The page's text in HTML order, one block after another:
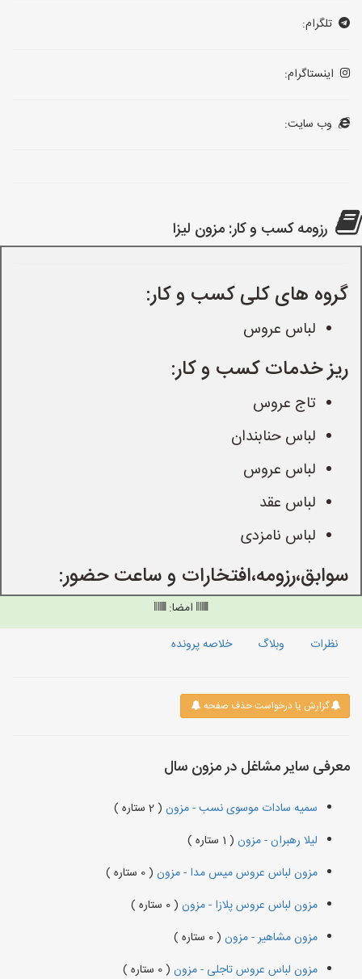
تلگرام:
اینستاگرام:
وب سایت:
رزومه کسب و کار: مزون لیزا
گروه های کلی کسب و کار:
لباس عروس
ریز خدمات کسب و کار:
تاج عروس
لباس حنابندان
لباس عروس
لباس عقد
لباس نامزدی
سوابق،رزومه،افتخارات و ساعت حضور:
امضا:
نظرات
وبلاگ خلاصه پرونده
گزارش یا درخواست حذف صفحه
معرفی سایر مشاغل در مزون سال
سمیه سادات موسوی نسب - مزون ( 2 ستاره )
لیلا رهبران - مزون ( 1 ستاره )
مزون لباس عروس میس مدا - مزون ( 0 ستاره )
مزون لباس عروس پلازا - مزون ( 0 ستاره )
مزون مشاهیر - مزون ( 0 ستاره )
مزون لباس عروس تاجلی - مزون ( 0 ستاره )